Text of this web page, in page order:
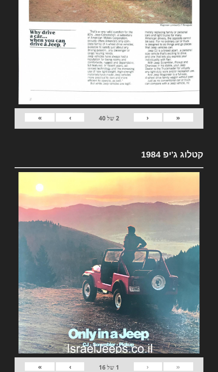
«
‹
2של40
›
»
קטלוג ג'יפ 1984
«
‹
1 של16
›
»